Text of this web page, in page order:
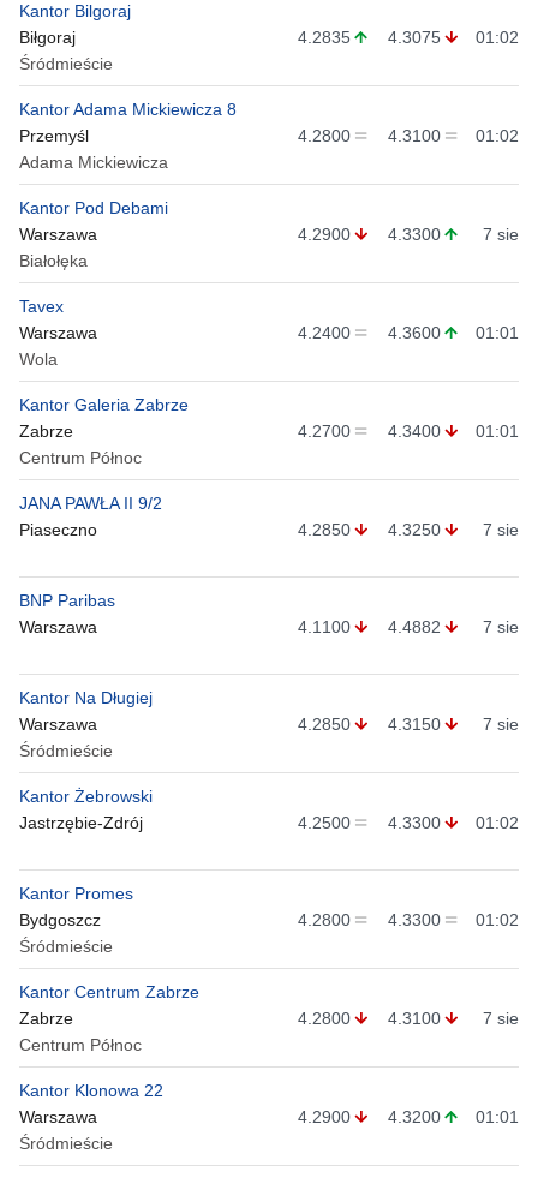
Kantor Bilgoraj
Biłgoraj
Śródmieście
4.2835 4.3075 01:02
Kantor Adama Mickiewicza 8
Przemyśl
Adama Mickiewicza
4.2800 4.3100 01:02
Kantor Pod Debami
Warszawa
Białołęka
4.2900 4.3300 7 sie
Tavex
Warszawa
Wola
4.2400 4.3600 01:01
Kantor Galeria Zabrze
Zabrze
Centrum Północ
4.2700 4.3400 01:01
JANA PAWŁA II 9/2
Piaseczno
4.2850 4.3250 7 sie
BNP Paribas
Warszawa
4.1100 4.4882 7 sie
Kantor Na Długiej
Warszawa
Śródmieście
4.2850 4.3150 7 sie
Kantor Żebrowski
Jastrzębie-Zdrój
4.2500 4.3300 01:02
Kantor Promes
Bydgoszcz
Śródmieście
4.2800 4.3300 01:02
Kantor Centrum Zabrze
Zabrze
Centrum Północ
4.2800 4.3100 7 sie
Kantor Klonowa 22
Warszawa
Śródmieście
4.2900 4.3200 01:01